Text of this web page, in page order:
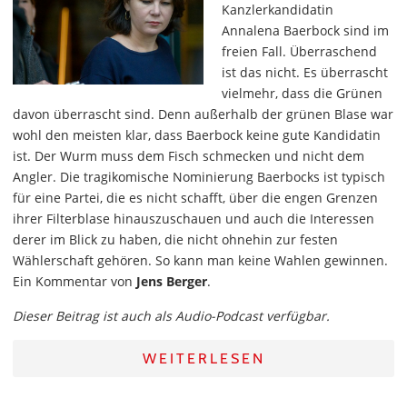
Kanzlerkandidatin
Annalena Baerbock sind im
freien Fall. Überraschend
ist das nicht. Es überrascht
vielmehr, dass die Grünen
davon überrascht sind. Denn außerhalb der grünen Blase war
wohl den meisten klar, dass Baerbock keine gute Kandidatin
ist. Der Wurm muss dem Fisch schmecken und nicht dem
Angler. Die tragikomische Nominierung Baerbocks ist typisch
für eine Partei, die es nicht schafft, über die engen Grenzen
ihrer Filterblase hinauszuschauen und auch die Interessen
derer im Blick zu haben, die nicht ohnehin zur festen
Wählerschaft gehören. So kann man keine Wahlen gewinnen.
Ein Kommentar von Jens Berger.
Dieser Beitrag ist auch als Audio-Podcast verfügbar.
WEITERLESEN